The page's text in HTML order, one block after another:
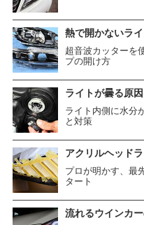
熱で開かないラ
超音波カッターを
プの開け方
ライトが曇る原
ライト内側に水分
と対策
アクリルヘッド
プロが明かす、最
タート
流れるウインカ